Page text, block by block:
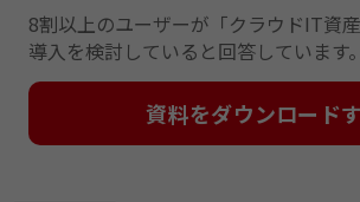
8割以上のユーザーが「クラウドIT資
導入を検討していると回答しています。
資料をダウンロード